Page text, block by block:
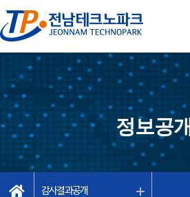
정보공개
감사결과공개